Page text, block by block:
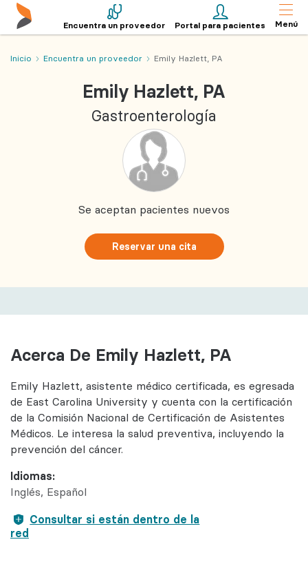
Encuentra un proveedor Portal para pacientes Menú
Inicio Encuentra un proveedor Emily Hazlett, PA
Emily Hazlett, PA
Gastroenterología
Se aceptan pacientes nuevos
Reservar una cita
Idiomas:
Inglés Español
Consultar si están dentro de la
red
Acerca De Emily Hazlett, PA
Emily Hazlett, asistente médico certificada, es egresada
de East Carolina University y cuenta con la certificación
de la Comisión Nacional de Certificación de Asistentes
Médicos. Le interesa la salud preventiva, incluyendo la
prevención del cáncer.